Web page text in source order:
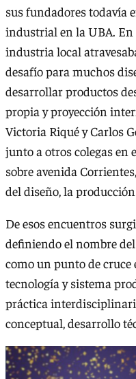
sus fundadores todavía
industrial en la UBA. En
industria local
desafío para muchos
desarrollar productos
propia y proyección
Victoria Riqué y Carlos
junto a otros colegas en
sobre avenida
del diseño, la
De esos encuentros
definiendo el nombre
como un punto de cruce
tecnología y sistema
práctica
conceptual, desarrollo